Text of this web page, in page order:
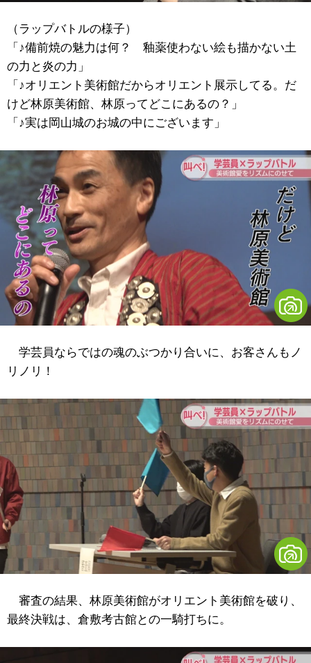
（ラップバトルの様子）
「♪備前焼の魅力は何？ 釉薬使わない絵も描かない土
の力と炎の力」
「♪オリエント美術館だからオリエント展示してる。だ
けど林原美術館、林原ってどこにあるの？」
「♪実は岡山城のお城の中にございます」
学芸員ならではの魂のぶつかり合いに、お客さんもノ
リノリ！
審査の結果、林原美術館がオリエント美術館を破り、
最終決戦は、倉敷考古館との一騎打ちに。